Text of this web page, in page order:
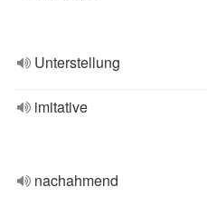
Unterstellung
imitative
nachahmend